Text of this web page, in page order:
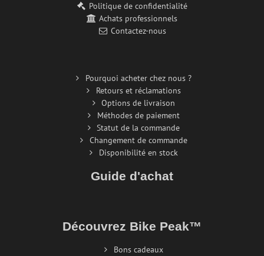
Politique de confidentialité
Achats professionnels
Contactez-nous
Pourquoi acheter chez nous ?
Retours et réclamations
Options de livraison
Méthodes de paiement
Statut de la commande
Changement de commande
Disponibilité en stock
Guide d'achat
Découvrez Bike Peak™
Bons cadeaux